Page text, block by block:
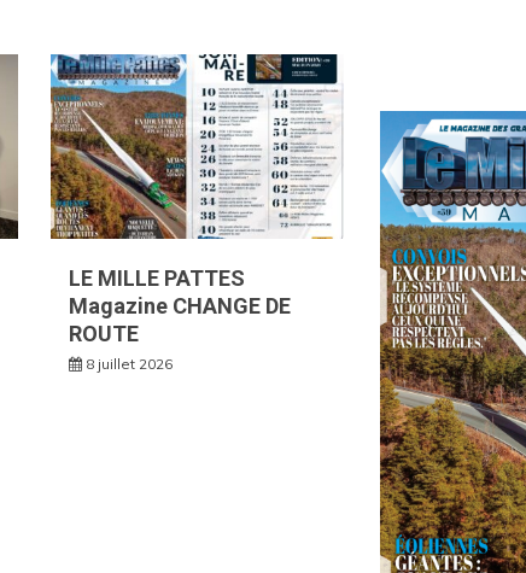
LE MILLE PATTES
Magazine CHANGE DE
ROUTE
8 juillet 2026